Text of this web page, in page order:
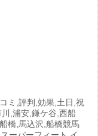
ミ,評判,効果,土日,祝
,浦安,鎌ケ谷,西船
橋,馬込沢,船橋競馬